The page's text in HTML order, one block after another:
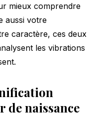
mieux comprendre
aussi votre
caractère, ces deux
les vibrations
de naissance